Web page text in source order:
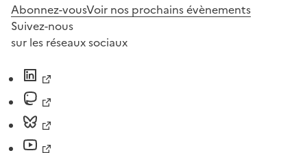
Abonnez-vousVoir nos prochains évènements
Suivez-nous
sur les réseaux sociaux